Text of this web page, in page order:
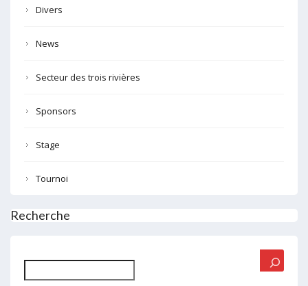
Divers
News
Secteur des trois rivières
Sponsors
Stage
Tournoi
Recherche